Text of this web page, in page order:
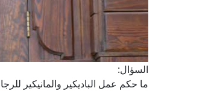
السؤال:
ما حكم عمل الباديكير والمانيكير